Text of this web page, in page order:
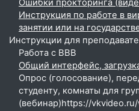
Ошибки прокторинга
Инструкция по работе в
занятии или на
Инструкции для
Работа с BBB
Общий интерфейс,
Опрос (голосование),
студенту, комнаты для
(вебинар)https://